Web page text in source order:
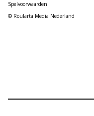
Spelvoorwaarden
© Roularta Media Nederland